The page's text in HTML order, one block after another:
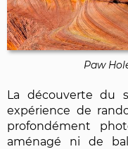
Paw
La découverte du
expérience de
profondément
aménagé ni de